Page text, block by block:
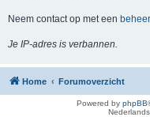
Neem contact op met een
Je IP-adres is verbannen.
Home Forumoverzicht
Powered by phpBB